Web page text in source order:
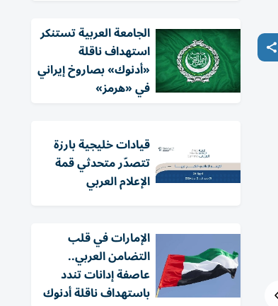
الجامعة العربية تستنكر
استهداف ناقلة
«أدنوك» بصاروخ إيراني
في «هرمز»
قيادات خليجية بارزة
تتصدّر متحدثي قمة
الإعلام العربي
الإمارات في قلب
التضامن العربي..
عاصفة إدانات تندد
باستهداف ناقلة أدنوك